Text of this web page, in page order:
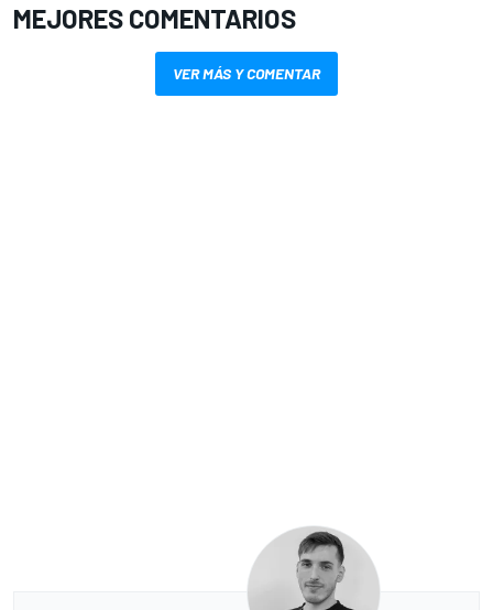
MEJORES COMENTARIOS
VER MÁS Y COMENTAR